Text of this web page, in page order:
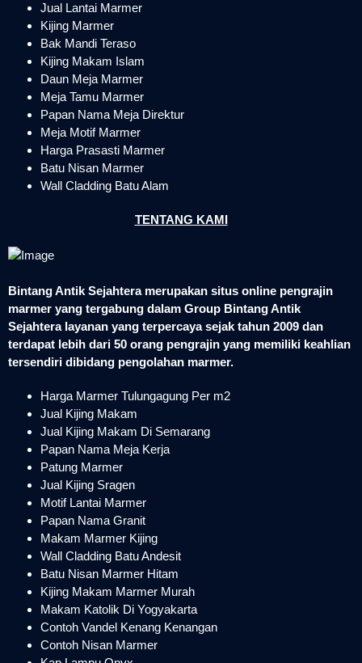
Jual Lantai Marmer
Kijing Marmer
Bak Mandi Teraso
Kijing Makam Islam
Daun Meja Marmer
Meja Tamu Marmer
Papan Nama Meja Direktur
Meja Motif Marmer
Harga Prasasti Marmer
Batu Nisan Marmer
Wall Cladding Batu Alam
TENTANG KAMI
Bintang Antik Sejahtera merupakan situs online pengrajin
marmer yang tergabung dalam Group Bintang Antik
Sejahtera layanan yang terpercaya sejak tahun 2009 dan
terdapat lebih dari 50 orang pengrajin yang memiliki keahlian
tersendiri dibidang pengolahan marmer.
Harga Marmer Tulungagung Per m2
Jual Kijing Makam
Jual Kijing Makam Di Semarang
Papan Nama Meja Kerja
Patung Marmer
Jual Kijing Sragen
Motif Lantai Marmer
Papan Nama Granit
Makam Marmer Kijing
Wall Cladding Batu Andesit
Batu Nisan Marmer Hitam
Kijing Makam Marmer Murah
Makam Katolik Di Yogyakarta
Contoh Vandel Kenang Kenangan
Contoh Nisan Marmer